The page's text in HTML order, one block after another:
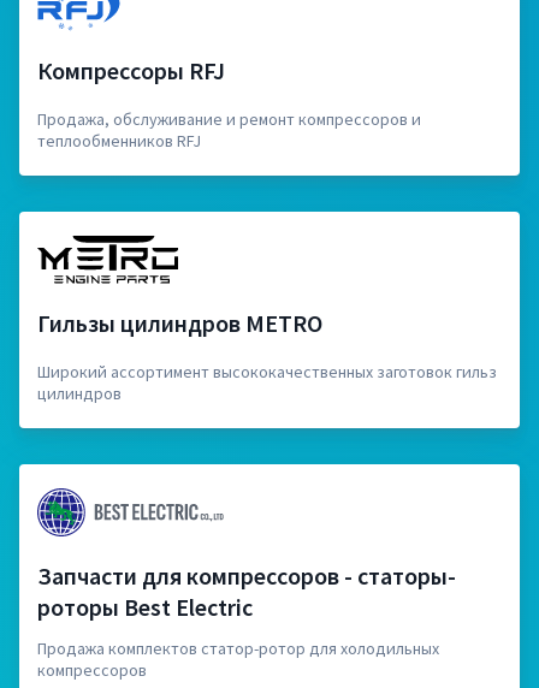
Компрессоры RFJ
Продажа, обслуживание и ремонт компрессоров и
теплообменников RFJ
Гильзы цилиндров METRO
Широкий ассортимент высококачественных заготовок гильз
цилиндров
Запчасти для компрессоров - статоры-
роторы Best Electric
Продажа комплектов статор-ротор для холодильных
компрессоров